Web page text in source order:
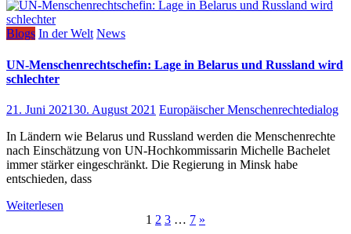
Blogs In der Welt News
UN-Menschenrechtschefin: Lage in Belarus und Russland wird
schlechter
21. Juni 202130. August 2021 Europäischer Menschenrechtedialog
In Ländern wie Belarus und Russland werden die Menschenrechte
nach Einschätzung von UN-Hochkommissarin Michelle Bachelet
immer stärker eingeschränkt. Die Regierung in Minsk habe
entschieden, dass
Weiterlesen
Beitragsnavigation
1 2 3 … 7 »